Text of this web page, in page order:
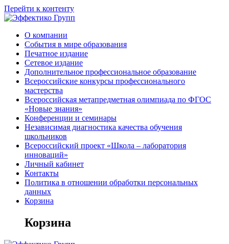
Перейти к контенту
О компании
События в мире образования
Печатное издание
Сетевое издание
Дополнительное профессиональное образование
Всероссийские конкурсы профессионального
мастерства
Всероссийская метапредметная олимпиада по ФГОС
«Новые знания»
Конференции и семинары
Независимая диагностика качества обучения
школьников
Всероссийский проект «Школа – лаборатория
инноваций»
Личный кабинет
Контакты
Политика в отношении обработки персональных
данных
Корзина
Корзина